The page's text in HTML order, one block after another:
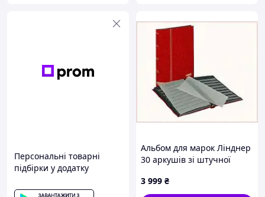
Персональні товарні
підбірки у додатку
Альбом для марок Лінднер
30 аркушів зі штучної
3 999 ₴